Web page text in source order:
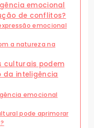
emocional
de conflitos?
emocional
a natureza na
culturais podem
da inteligência
emocional
pode aprimorar